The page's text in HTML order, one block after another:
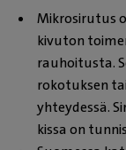
Mikrosirutus
kivuton
rauhoitusta.
rokotuksen
yhteydessä.
kissa on